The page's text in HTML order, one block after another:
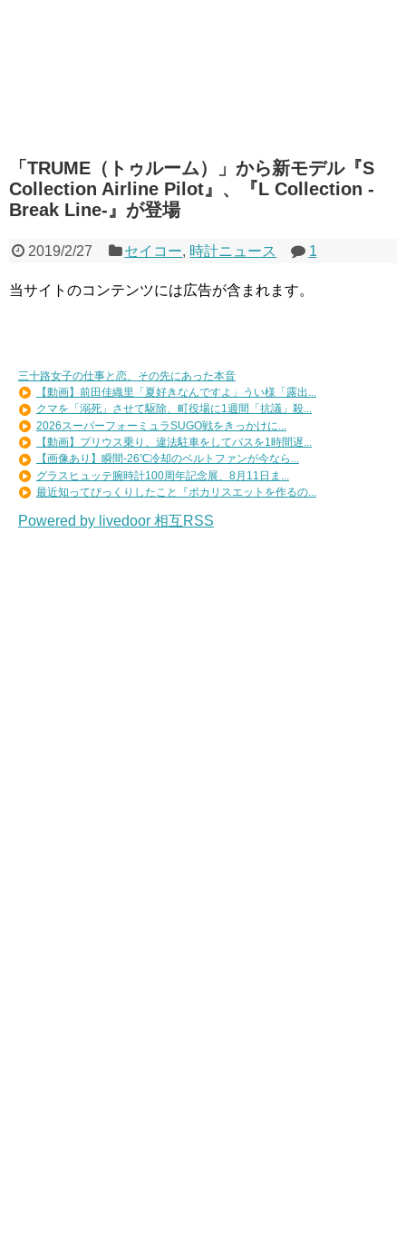
「TRUME（トゥルーム）」から新モデル『S
Collection Airline Pilot』、『L Collection -
Break Line-』が登場
2019/2/27 セイコー, 時計ニュース 1
当サイトのコンテンツには広告が含まれます。
三十路女子の仕事と恋、その先にあった本音
【動画】前田佳織里「夏好きなんですよ」うい様「露出...
クマを「溺死」させて駆除、町役場に1週間「抗議」殺...
2026スーパーフォーミュラSUGO戦をきっかけに...
【動画】プリウス乗り、違法駐車をしてバスを1時間遅...
【画像あり】瞬間-26℃冷却のベルトファンが今なら...
グラスヒュッテ腕時計100周年記念展、8月11日ま...
最近知ってびっくりしたこと『ポカリスエットを作るの...
Powered by livedoor 相互RSS